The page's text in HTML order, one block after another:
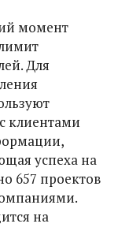
момент
Для
клиентами
успеха на
657 проектов
на